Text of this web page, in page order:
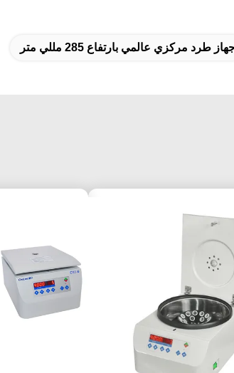
طرد مركزي عالمي بارتفاع 285 مللي متر